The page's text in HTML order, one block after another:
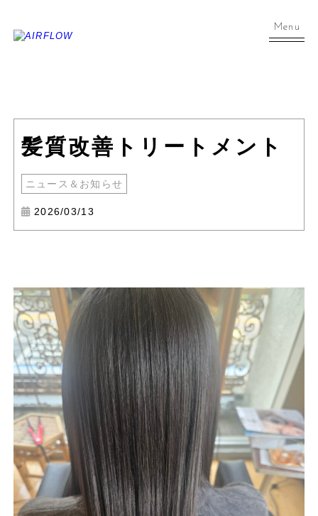
Menu
髪質改善トリートメント
ニュース＆お知らせ
2026/03/13